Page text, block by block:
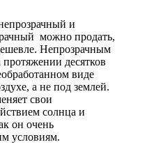
и
можно продать,
Непрозрачным
протяжении десятков
виде
а не под землей.
свои
солнца и
он очень
условиям.